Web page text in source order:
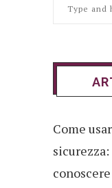
Come
conoscere